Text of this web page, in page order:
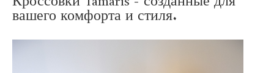
вашего комфорта и стиля.